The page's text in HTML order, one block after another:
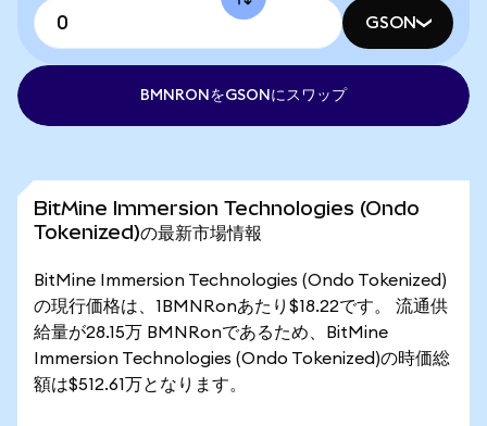
GSON
BMNRONをGSONにスワップ
BitMine Immersion Technologies (Ondo
Tokenized)の最新市場情報
BitMine Immersion Technologies (Ondo Tokenized)
の現行価格は、1BMNRonあたり$18.22です。 流通供
給量が28.15万 BMNRonであるため、BitMine
Immersion Technologies (Ondo Tokenized)の時価総
額は$512.61万となります。